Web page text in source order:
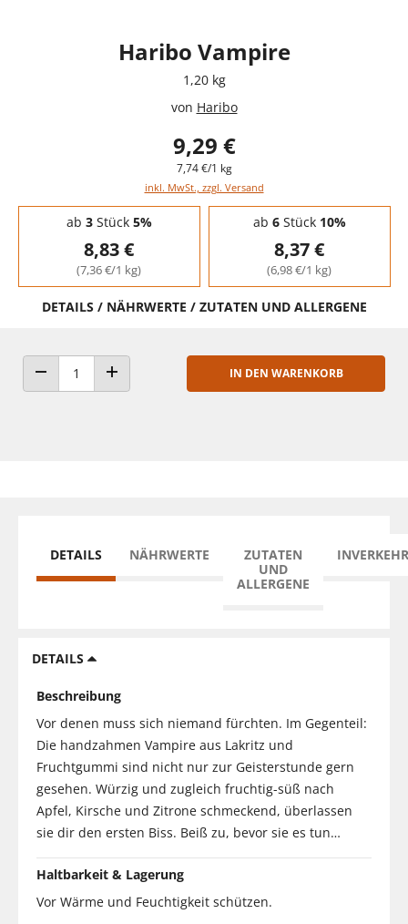
Haribo Vampire
1,20 kg
von Haribo
9,29 €
7,74 €/1 kg
inkl. MwSt., zzgl. Versand
Staffelpreise - Mengenrabatt
ab 3Stück 5%
8,83 €
(7,36 €/1 kg)
ab 6Stück 10%
8,37 €
(6,98 €/1 kg)
DETAILS / NÄHRWERTE / ZUTATEN UND ALLERGENE
ANZAHL VERRINGERNANZAHL ERHÖHEN
IN DEN WARENKORB
DETAILS NÄHRWERTE
ZUTATEN
UND
ALLERGENE
DETAILS
Beschreibung
Vor denen muss sich niemand fürchten. Im Gegenteil:
Die handzahmen Vampire aus Lakritz und
Fruchtgummi sind nicht nur zur Geisterstunde gern
gesehen. Würzig und zugleich fruchtig-süß nach
Apfel, Kirsche und Zitrone schmeckend, überlassen
sie dir den ersten Biss. Beiß zu, bevor sie es tun…
Haltbarkeit & Lagerung
Vor Wärme und Feuchtigkeit schützen.